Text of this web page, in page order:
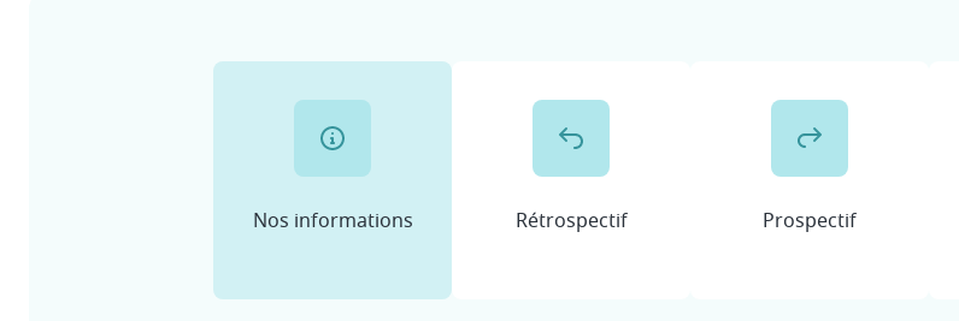
Nos informations Rétrospectif Prospectif